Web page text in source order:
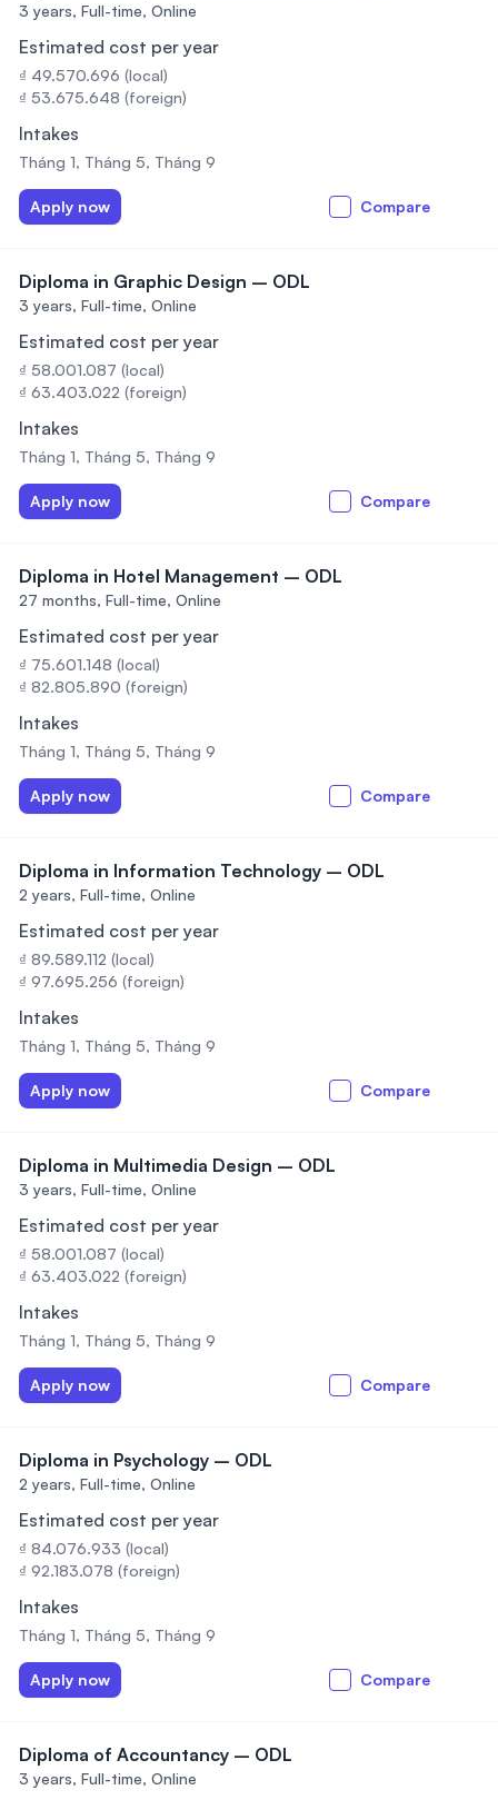
3 years, Full-time, Online
Estimated cost per year
₫ 49.570.696 (local)
₫ 53.675.648 (foreign)
Intakes
Tháng 1, Tháng 5, Tháng 9
Apply now Compare
Diploma in Graphic Design – ODL
3 years, Full-time, Online
Estimated cost per year
₫ 58.001.087 (local)
₫ 63.403.022 (foreign)
Intakes
Tháng 1, Tháng 5, Tháng 9
Apply now Compare
Diploma in Hotel Management – ODL
27 months, Full-time, Online
Estimated cost per year
₫ 75.601.148 (local)
₫ 82.805.890 (foreign)
Intakes
Tháng 1, Tháng 5, Tháng 9
Apply now Compare
Diploma in Information Technology – ODL
2 years, Full-time, Online
Estimated cost per year
₫ 89.589.112 (local)
₫ 97.695.256 (foreign)
Intakes
Tháng 1, Tháng 5, Tháng 9
Apply now Compare
Diploma in Multimedia Design – ODL
3 years, Full-time, Online
Estimated cost per year
₫ 58.001.087 (local)
₫ 63.403.022 (foreign)
Intakes
Tháng 1, Tháng 5, Tháng 9
Apply now Compare
Diploma in Psychology – ODL
2 years, Full-time, Online
Estimated cost per year
₫ 84.076.933 (local)
₫ 92.183.078 (foreign)
Intakes
Tháng 1, Tháng 5, Tháng 9
Apply now Compare
Diploma of Accountancy – ODL
3 years, Full-time, Online